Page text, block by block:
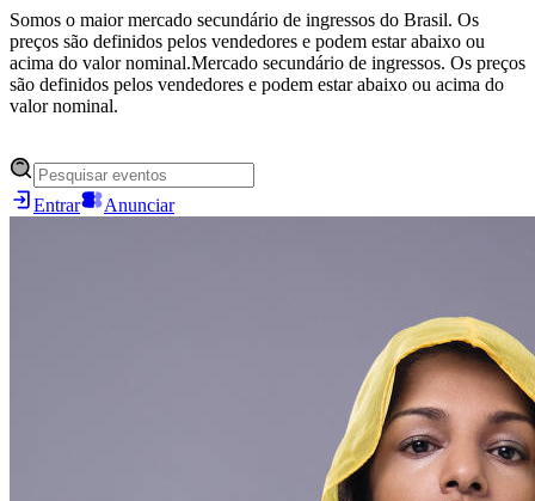
Somos o maior mercado secundário de ingressos do Brasil. Os
preços são definidos pelos vendedores e podem estar abaixo ou
acima do valor nominal.Mercado secundário de ingressos. Os preços
são definidos pelos vendedores e podem estar abaixo ou acima do
valor nominal.
Entrar Anunciar